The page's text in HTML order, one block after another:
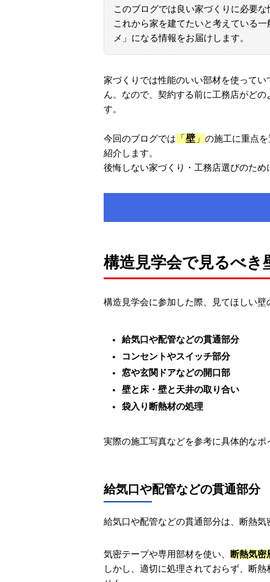
このブログでは良い家づくりに必要
これから家を建てたいと考えている
メ」になる情報をお届けします。
家づくりでは性能のいい部材を使って
ん。なので、契約する前に工務店がど
す。
今回のブログでは 「 壁 」 の施工に重点
紹介します。
後悔しない家づくり・工務店選びのた
構造見学会で見るべき
構造見学会に参加した際、見てほしい
給気口や配管などの貫通部分
コンセントやスイッチ部分
窓や玄関ドアなどの開口部
壁と床・壁と天井の取り合い
袋入り断熱材の処理
実際の施工写真などを参考に具体的な
給気口や配管などの貫通部分
給気口や配管などの貫通部分は、断熱
気密テープや専用部材を使い、
断熱気密
しかし、適切に処理されておらず、断